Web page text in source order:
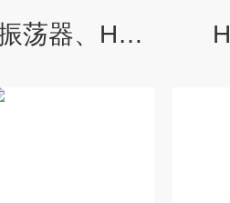
HY-4调速多用振荡器、HY-4